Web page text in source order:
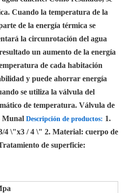
Cuando la temperatura de la
de la energía térmica se
la circunrotación del agua
un aumento de la energía
de cada habitación
y puede ahorrar energía
se utiliza la válvula del
de temperatura. Válvula de
Munal Descripción de productos: 1.
4 \"x3 / 4 \" 2. Material: cuerpo de
de superficie: